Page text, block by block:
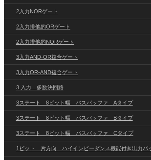
2入力NORゲート
2入力排他的ORゲート
2入力排他的NORゲート
3入力AND-OR複合ゲート
3入力OR-AND複合ゲート
3 入力 多数決回路
3ステート 8ビット幅 バスバッファ Aタイプ
3ステート 8ビット幅 バスバッファ Bタイプ
3ステート 8ビット幅 バスバッファ Cタイプ
1ビット 片方向 ハイインピーダンス機能付き出力バ